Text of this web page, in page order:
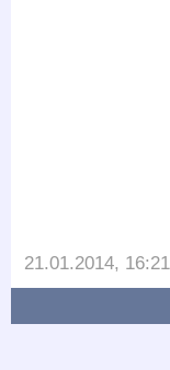
21.01.2014, 16:21